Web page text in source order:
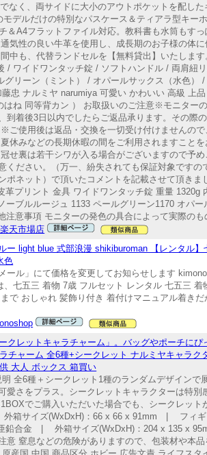
なく、両サイドに大小のアウトポケットを配し
デルだけの特別なパスケース＆ティアラ型キー
A4フラットファイル対応。教科書も水筒もす
気性の良い牛革を使用し、成長期のお子様の体
中も、代替ランドセルを【無料貸出】いたしま
ワイドワンタッチ錠 / ソフトハンドル / 両肩紐
リーン（ミント） / オパールサックス（水色）
忠 ナルミヤ narumiya 可愛い かわいい 高級 上
ね 同等背カン ） お取扱いのご注意※モニター
着後3日以内でしたらご返品承ります。その際
ご使用後は返品・交換を一切受け付けませんの
みなどの長期休暇の間をご利用されますこと
せ裏は若干シワが入る場合がございますので予
ください。（万一、紛失されても保証対象です
ネット）で頂いたコメントを記載させて頂き
プリント 金具 ワイドワンタッチ錠 重量
ブルルージュ 1133 ペールグリーン1170 オパ
意事項 モニターの発色の具合によって実際のも
天市場店
light blue 式部浪漫 shikiburoman 【レンタル
色
ル」にて価格を変更してお知らせします
七五三 着物 7歳 フルセット レンタル 七五三
で おしゃれ 髪飾り付き 着付けマニュアル着き
レットキャラチャーム」。バッグやポーチに
ャーム 全6種+シークレット ナルミヤキャラク
大人 ボックス 箱買い
全6種＋シークレット1種のランダムデザインで
さをプラス。シークレットキャラクターは特別
でご購入いただいた場合でも、シークレット
サイズ(WxDxH)：66 x 66 x 91mm | フィギ
鉛合金 | 外箱サイズ(WxDxH)：204 x 135 x
窒息などの危険がありますので、包装材や本品